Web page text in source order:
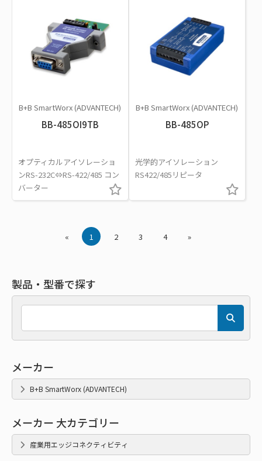
B+B SmartWorx (ADVANTECH)
BB-485OI9TB
オプティカルアイソレーショ
ンRS-232C⇔RS-422/485 コン
バーター
B+B SmartWorx (ADVANTECH)
BB-485OP
光学的アイソレーション
RS422/485リピータ
« 1 2 3 4 »
製品・型番で探す
メーカー
B+B SmartWorx (ADVANTECH)
メーカー 大カテゴリー
産業用エッジコネクティビティ